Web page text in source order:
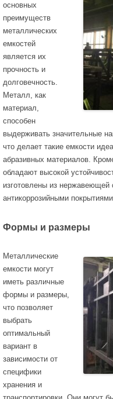
основных
преимуществ
металлических
емкостей
является их
прочность и
долговечность.
Металл, как
материал,
способен
выдерживать значительные
что делает такие емкости
абразивных материалов.
обладают высокой
изготовлены из
антикоррозийными
Формы и размеры
Металлические
емкости могут
иметь различные
формы и размеры,
что позволяет
выбрать
оптимальный
вариант в
зависимости от
специфики
хранения и